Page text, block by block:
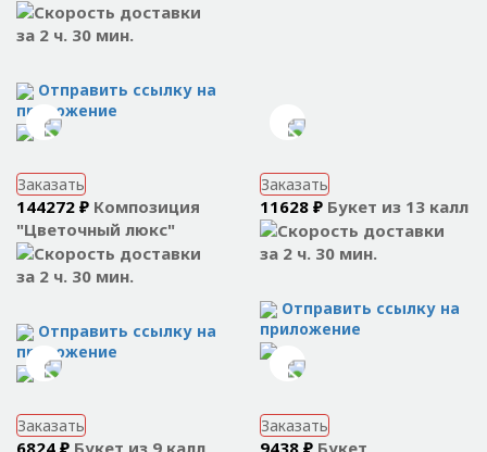
за 2 ч. 30 мин.
Отправить ссылку на
приложение
Заказать
11628 ₽ Букет из 13 калл
за 2 ч. 30 мин.
Отправить ссылку на
приложение
Заказать
144272 ₽ Композиция
"Цветочный люкс"
за 2 ч. 30 мин.
Отправить ссылку на
приложение
Заказать
9438 ₽ Букет
Заказать
6824 ₽ Букет из 9 калл